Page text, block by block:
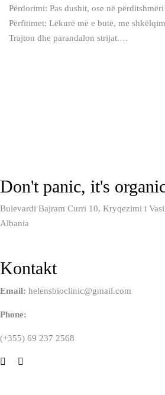
Përdorimi: Pas dushit, ose në
Përfitimet: Lëkurë më e butë, me
Trajton dhe parandalon strijat.…
Don't panic, it's
Bulevardi Bajram Curri 10, Kryqezimi i
Albania
Kontakt
Email: helensbioclinic@gmail.com
Phone:
(+355) 69 237 2568